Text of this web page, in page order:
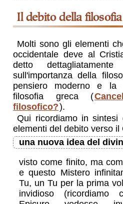
il debito della
Molti sono gli elementi
occidentale deve al
detto
sull'importanza della
pensiero moderno e la
filosofia greca (
filosofico?).
Qui ricordiamo in sintesi
elementi del debito verso il
una nuova idea del
visto come finito, ma
e questo Mistero
Tu, un Tu per la prima
invidioso (ricordiamo